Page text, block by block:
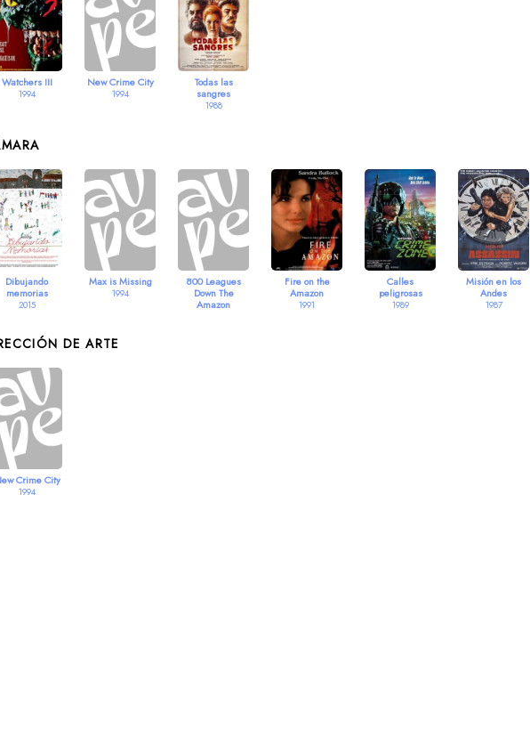
Watchers III
1994
New Crime City
1994
Todas las
sangres
1988
Dibujando
memorias
2015
Max is Missing
1994
800 Leagues
Down The
Amazon
Fire on the
Amazon
1991
Calles
peligrosas
1989
Misión en los
Andes
1987
DE ARTE
Crime City
1994